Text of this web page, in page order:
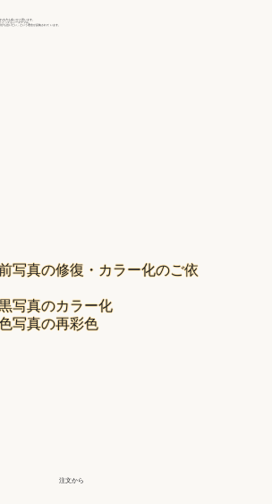
写真の修復・カラー化のご依
写真のカラー化
写真の再彩色
る方も多いかと思います。
とってもリーズナブル。
ち合いたい」という理念が反映されて います。
注文から